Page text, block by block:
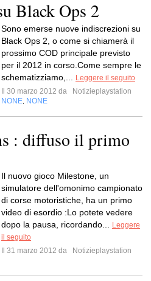
Black Ops 2
Sono emerse nuove indiscrezioni su
Black Ops 2, o come si chiamerà il
prossimo COD principale previsto
per il 2012 in corso.Come sempre le
schematizziamo,...
Leggere il seguito
Il 30 marzo 2012 da
Notizieplaystation
NONE NONE
: diffuso il primo
Il nuovo gioco Milestone, un
simulatore dell'omonimo campionato
di corse motoristiche, ha un primo
video di esordio :Lo potete vedere
dopo la pausa, ricordando...
Leggere
il seguito
Il 31 marzo 2012 da
Notizieplaystation